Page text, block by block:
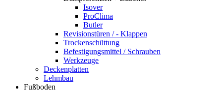
Isover
ProClima
Butler
Revisionstüren / - Klappen
Trockenschüttung
Befestigungsmittel / Schrauben
Werkzeuge
Deckenplatten
Lehmbau
Fußboden